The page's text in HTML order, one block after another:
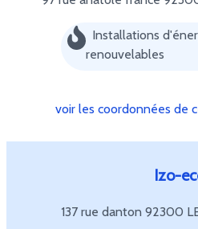
Installations
renouvelables
voir les coordonnées de
Izo-
137 rue danton 92300